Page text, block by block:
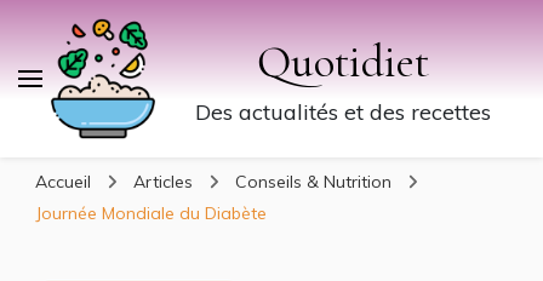
Quotidiet
Des actualités et des recettes
Accueil Articles
Conseils & Nutrition
Journée Mondiale du Diabète